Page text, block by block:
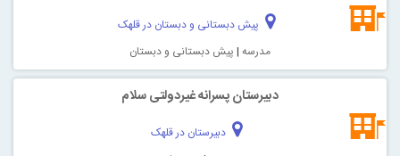
پیش دبستانی و دبستان در قلهک
مدرسه | پیش دبستانی و دبستان
دبیرستان پسرانه غیردولتی سلام
دبیرستان در قلهک